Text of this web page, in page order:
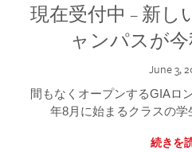
現在受付中 – 新し
ャンパスが
June 3,
間もなくオープンするGIAロ
年8月に始まるクラスの学
続きを